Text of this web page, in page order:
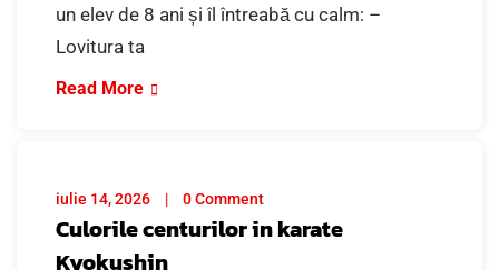
un elev de 8 ani și îl întreabă cu calm: –
Lovitura ta
Read More
iulie 14, 2026 0 Comment
Culorile centurilor in karate
Kyokushin